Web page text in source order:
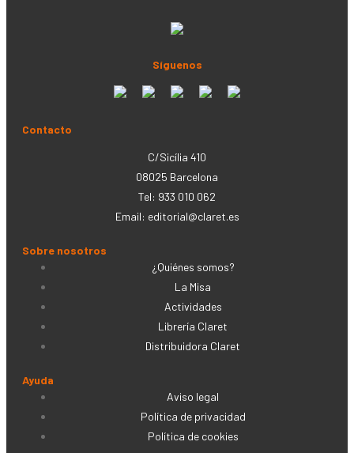
Síguenos
Contacto
C/Sicília 410
08025 Barcelona
Tel: 933 010 062
Email: editorial@claret.es
Sobre nosotros
¿Quiénes somos?
La Misa
Actividades
Librería Claret
Distribuidora Claret
Ayuda
Aviso legal
Política de privacidad
Política de cookies